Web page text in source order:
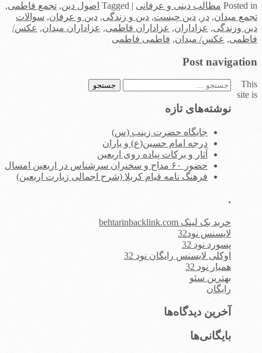
Posted in مطالب دینی و عرفانی |
Tagged اصول دین, تجمع فاطمی,
تجمع میدان, در , دین چیست, دین و زندگی, دین و عرفان, سوالات
دین وزندگی, عزاداران, عزاداران فاطمی, عزاداران میدان, عکس/
فاطمی, عکس/ میدان, فاطمی فاطمی
Post navigation
جستجو
نوشته‌های تازه
جایگاه حضرت زینب (س)
درجه امام حسین(ع) و یاران
آثار و برکات پیاده روی اربعین
حضور ۶۰ مداح و سخنران سرشناس در اربعین امسال
فرهنگ نامه قیام کربلا (شرح اجمالی زیارت اربعین)
.
خرید بک لینک behtarinbacklink.com
لایسنس نود32
پسورد نود 32
اوکلی لایسنس رایگان نود 32
همیار نود 32
بهترین سئو
رایگان
آخرین دیدگاه‌ها
بایگانی‌ها
This
site is